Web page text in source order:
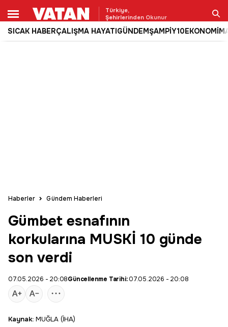
Türkiye,
Şehirlerinden Okunur
SICAK HABERÇALIŞMA HAYATIGÜNDEMŞAMPİY10EKONOMİ
Ara
Haberler Gündem Haberleri
Gümbet esnafının
korkularına MUSKİ 10 günde
son verdi
07.05.2026 - 20:08Güncellenme Tarihi:07.05.2026 - 20:08
Kaynak: MUĞLA (İHA)